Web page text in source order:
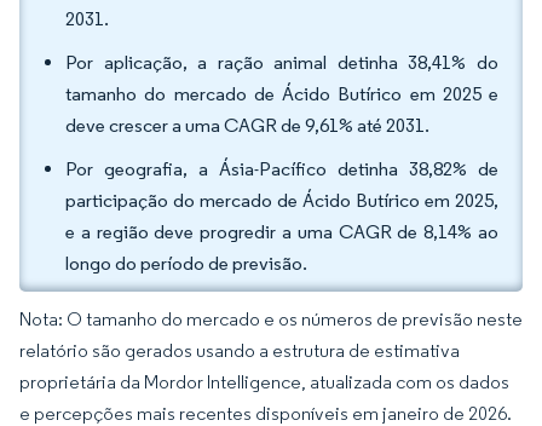
2031.
Por aplicação, a ração animal detinha 38,41% do
tamanho do mercado de Ácido Butírico em 2025 e
deve crescer a uma CAGR de 9,61% até 2031.
Por geografia, a Ásia-Pacífico detinha 38,82% de
participação do mercado de Ácido Butírico em 2025,
e a região deve progredir a uma CAGR de 8,14% ao
longo do período de previsão.
Nota: O tamanho do mercado e os números de previsão neste
relatório são gerados usando a estrutura de estimativa
proprietária da Mordor Intelligence, atualizada com os dados
e percepções mais recentes disponíveis em janeiro de 2026.